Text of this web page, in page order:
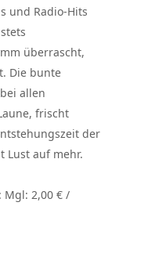
und Radio-Hits
überrascht,
Die bunte
allen
frischt
der
Lust auf mehr.
Mgl: 2,00 € /